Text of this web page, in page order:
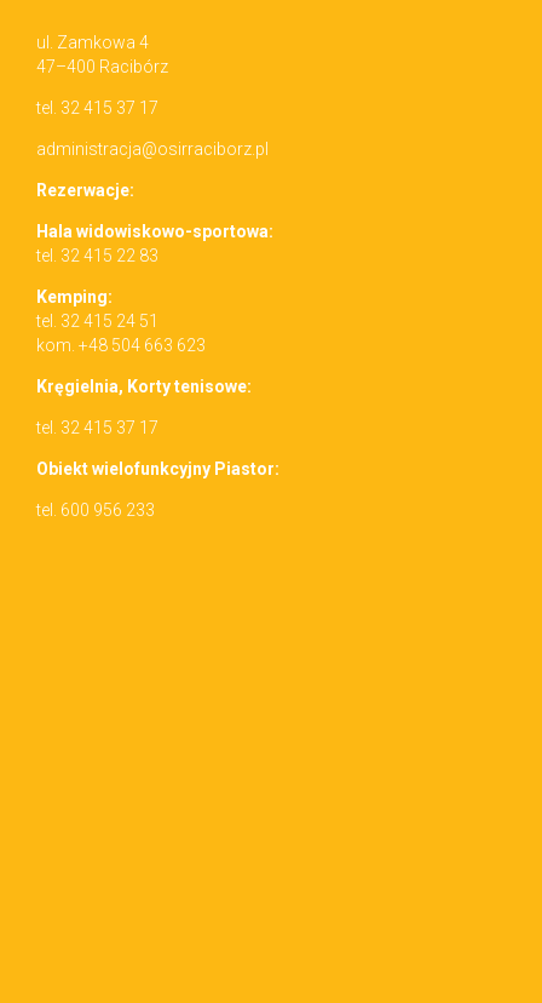
ul. Zamkowa 4
47–400 Racibórz
tel. 32 415 37 17
administracja@osirraciborz.pl
Rez­erwac­je:
Hala wid­owiskowo-sportowa:
tel. 32 415 22 83
Kemp­ing:
tel. 32 415 24 51
kom. +48 504 663 623
Kręgiel­nia, Korty tenisowe:
tel. 32 415 37 17
Obiekt wielo­funkcyjny Piastor:
tel. 600 956 233